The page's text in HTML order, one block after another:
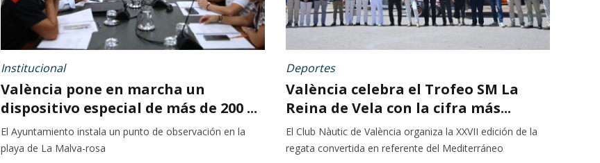
Institucional
València pone en marcha un
dispositivo especial de más de 200 ...
El Ayuntamiento instala un punto de observación en la
playa de La Malva-rosa
Deportes
València celebra el Trofeo SM La
Reina de Vela con la cifra más...
El Club Nàutic de València organiza la XXVII edición de la
regata convertida en referente del Mediterráneo